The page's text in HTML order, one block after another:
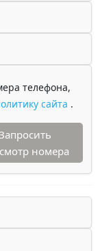
телефона,
сайта .
номера